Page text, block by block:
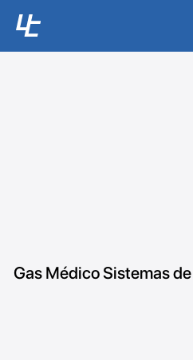
Gas Médico Sistemas